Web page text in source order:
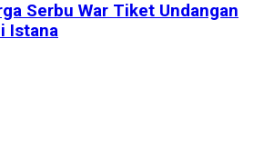
Serbu War Tiket Undangan
Istana